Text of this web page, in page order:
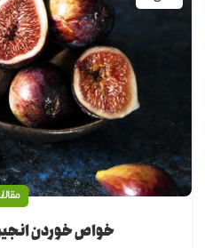
خواص خوردن انجیر